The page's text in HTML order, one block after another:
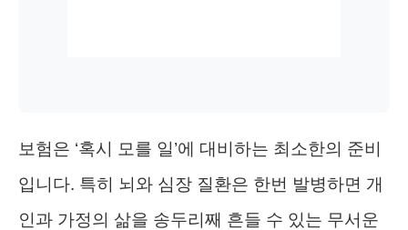
보험은 ‘혹시 모를 일’에 대비하는 최소한의 준비
입니다. 특히 뇌와 심장 질환은 한번 발병하면 개
인과 가정의 삶을 송두리째 흔들 수 있는 무서운